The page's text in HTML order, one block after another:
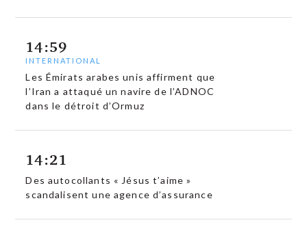
14:59
INTERNATIONAL
Les Émirats arabes unis affirment que
l’Iran a attaqué un navire de l’ADNOC
dans le détroit d’Ormuz
14:21
Des autocollants « Jésus t’aime »
scandalisent une agence d’assurance